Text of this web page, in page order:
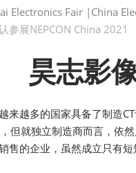
Exhibition Introduce
Exhibition Information
Previous Edition
Travel & Stay
Electronics Fair |China
参展NEPCON China 2021
昊志影
来越多的国家具备了制造
但就独立制造商而言，依
售的企业，虽然成立只有